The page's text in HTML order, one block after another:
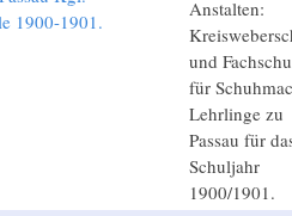
1900-1901.
Anstalten:
und
für
Lehrlinge zu
Passau für
Schuljahr
1900/1901.